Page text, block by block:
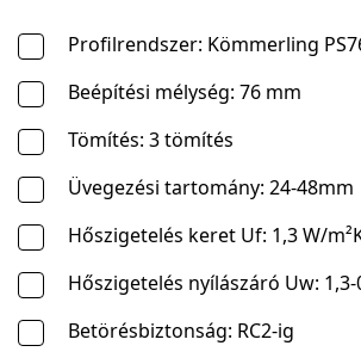
Profilrendszer: Kömmerling
Beépítési mélység: 76 mm
Tömítés: 3 tömítés
Üvegezési tartomány: 24-48mm
Hőszigetelés keret Uf: 1,3 W/
Hőszigetelés nyílászáró Uw: 1,3-
Betörésbiztonság: RC2-ig